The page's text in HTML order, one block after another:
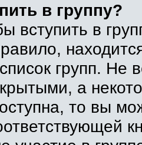
в группу?
вступить в
групп. Не
а
то вы